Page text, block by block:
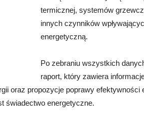
termicznej, systemów
innych czynników
energetyczną.
Po zebraniu wszystkich
raport, który zawiera
oraz propozycje poprawy efektywności
świadectwo energetyczne.